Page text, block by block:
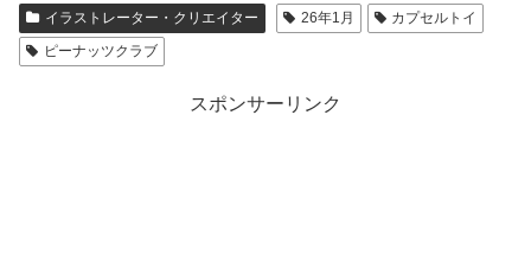
イラストレーター・クリエイター 26年1月
カプセルトイ
ピーナッツクラブ
スポンサーリンク